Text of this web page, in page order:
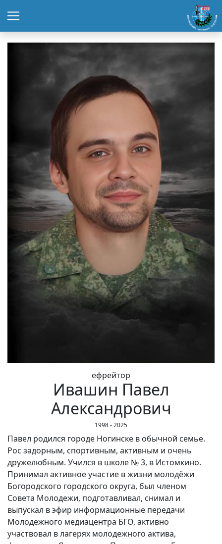
ефрейтор
Ивашин Павел
Александрович
1998 - 2025
Павел родился городе Ногинске в обычной семье.
Рос задорным, спортивным, активным и очень
дружелюбным. Учился в школе № 3, в Истомкино.
Принимал активное участие в жизни молодёжи
Богородского городского округа, был членом
Совета Молодежи, подготавливал, снимал и
выпускал в эфир информационные передачи
Молодежного медиацентра БГО, активно
участвовал в лагерях молодежного актива,